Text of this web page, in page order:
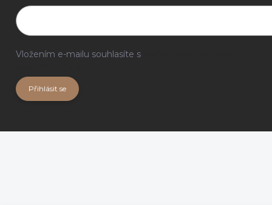
Vložením e-mailu souhlasíte s
Přihlásit se